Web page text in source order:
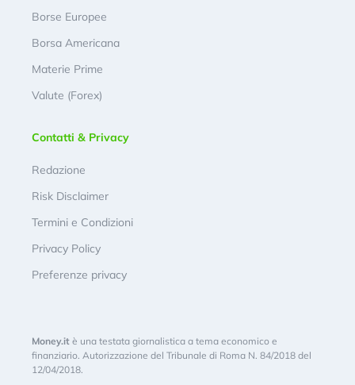
Borse Europee
Borsa Americana
Materie Prime
Valute (Forex)
Contatti & Privacy
Redazione
Risk Disclaimer
Termini e Condizioni
Privacy Policy
Preferenze privacy
Money.it è una testata giornalistica a tema economico e
finanziario. Autorizzazione del Tribunale di Roma N. 84/2018 del
12/04/2018.